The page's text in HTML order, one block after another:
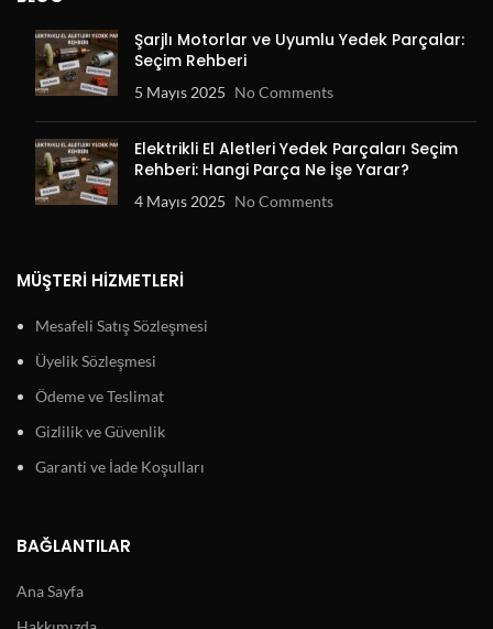
Şarjlı Motorlar ve Uyumlu Yedek Parçalar:
Seçim Rehberi
5 Mayıs 2025 No Comments
Elektrikli El Aletleri Yedek Parçaları Seçim
Rehberi: Hangi Parça Ne İşe Yarar?
4 Mayıs 2025 No Comments
MÜŞTERI HIZMETLERI
Mesafeli Satış Sözleşmesi
Üyelik Sözleşmesi
Ödeme ve Teslimat
Gizlilik ve Güvenlik
Garanti ve İade Koşulları
BAĞLANTILAR
Ana Sayfa